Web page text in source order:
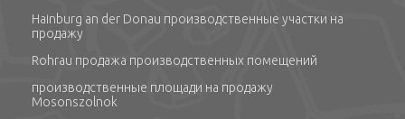
Hainburg an der Donau производственные участки на
продажу
Rohrau продажа производственных помещений
производственные площади на продажу
Mosonszolnok